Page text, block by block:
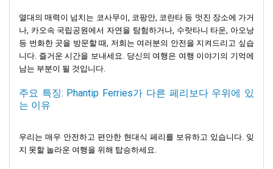
열대의 매력이 넘치는 코사무이, 코팡안, 코란타 등 멋진 장소에 가거
나, 카오속 국립공원에서 자연을 탐험하거나, 수랏타니 타운, 아오낭
등 번화한 곳을 방문할 때, 저희는 여러분의 안전을 지켜드리고 싶습
니다. 즐거운 시간을 보내세요. 당신의 여행은 여행 이야기의 기억에
남는 부분이 될 것입니다.
주요 특징: Phantip Ferries가 다른 페리보다 우위에 있
는 이유
우리는 매우 안전하고 편안한 현대식 페리를 보유하고 있습니다. 잊
지 못할 놀라운 여행을 위해 탑승하세요.